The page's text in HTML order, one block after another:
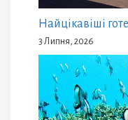
Найцікавіші
3 Липня, 2026